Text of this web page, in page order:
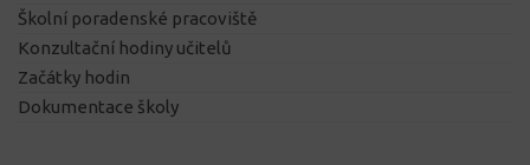
Školní poradenské pracoviště
Konzultační hodiny učitelů
Začátky hodin
Dokumentace školy